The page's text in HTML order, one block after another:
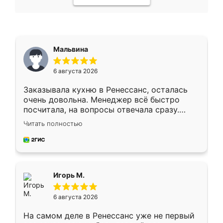
Мальвина
6 августа 2026
Заказывала кухню в Ренессанс, осталась
очень довольна. Менеджер всё быстро
посчитала, на вопросы отвечала сразу.
Замерщик приехал в субботу, подошёл к
делу со всей ответственностью. Собрали
за день, ребята работали аккуратно, даже
Читать полностью
Игорь М.
6 августа 2026
На самом деле в Ренессанс уже не первый